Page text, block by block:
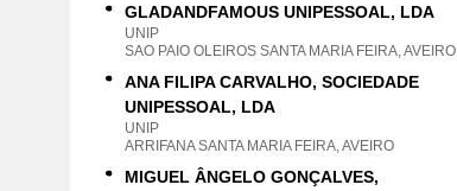
GLADANDFAMOUS UNIPESSOAL, LDA
UNIP
SAO PAIO OLEIROS SANTA MARIA FEIRA, AVEIRO
ANA FILIPA CARVALHO, SOCIEDADE
UNIPESSOAL, LDA
UNIP
ARRIFANA SANTA MARIA FEIRA, AVEIRO
MIGUEL ÂNGELO GONÇALVES,